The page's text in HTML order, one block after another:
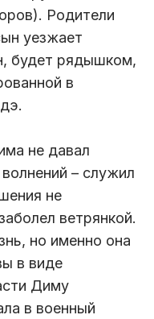
Родители
уезжает
будет рядышком,
в
не давал
– служил
не
ветрянкой.
но именно она
в виде
Диму
в военный